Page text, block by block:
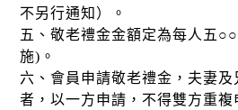
不另行通知）。
五、敬老禮金金額定為每人五 ○○
施)。
六、會員申請敬老禮金，夫妻及
者，以一方申請，不得雙方重